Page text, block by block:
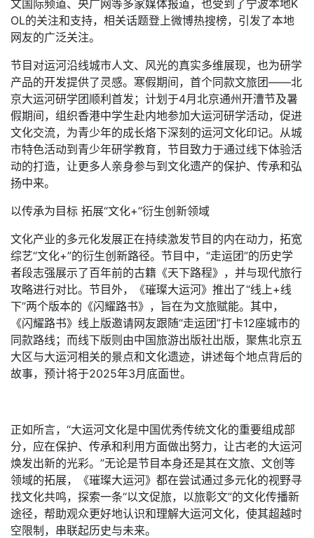
文国际频道、央广网等多家媒体报道，也受到了宁波本地K
OL的关注和支持，相关话题登上微博热搜榜，引发了本地
网友的广泛关注。
节目对运河沿线城市人文、风光的真实多维展现，也为研学
产品的开发提供了灵感。寒假期间，首个同款文旅团——北
京大运河研学团顺利首发；计划于4月北京通州开漕节及暑
假期间，组织香港中学生赴内地参加大运河研学活动，促进
文化交流，为青少年的成长烙下深刻的运河文化印记。从城
市特色活动到青少年研学教育，节目致力于通过线下体验活
动的打造，让更多人亲身参与到文化遗产的保护、传承和弘
扬中来。
以传承为目标 拓展“文化+”衍生创新领域
文化产业的多元化发展正在持续激发节目的内在动力，拓宽
综艺“文化+”的衍生创新路径。节目中，“走运团”的历史学
者段志强展示了百年前的古籍《天下路程》，并与现代旅行
攻略进行对比。节目外，《璀璨大运河》推出了“线上+线
下”两个版本的《闪耀路书》，旨在为文旅赋能。其中，
《闪耀路书》线上版邀请网友跟随“走运团”打卡12座城市的
同款路线；而线下版则由中国旅游出版社出版，聚焦北京五
大区与大运河相关的景点和文化遗迹，讲述每个地点背后的
故事，预计将于2025年3月底面世。
正如所言，“大运河文化是中国优秀传统文化的重要组成部
分，应在保护、传承和利用方面做出努力，让古老的大运河
焕发出新的光彩。”无论是节目本身还是其在文旅、文创等
领域的拓展，《璀璨大运河》都在尝试通过多元化的视野寻
找文化共鸣，探索一条“以文促旅，以旅彰文”的文化传播新
途径，帮助观众更好地认识和理解大运河文化，使其超越时
空限制，串联起历史与未来。